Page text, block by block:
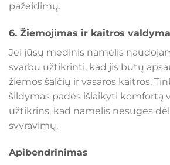
pažeidimų.
6. Žiemojimas ir kaitros
Jei jūsų medinis namelis
svarbu užtikrinti, kad jis būtų
žiemos šalčių ir vasaros kaitros.
šildymas padės išlaikyti komfortą
užtikrins, kad namelis nesuges
svyravimų.
Apibendrinimas